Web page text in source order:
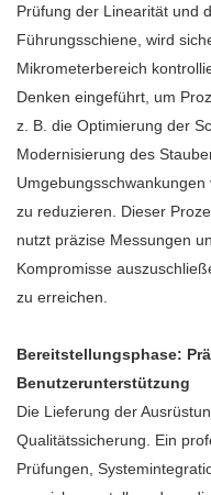
Prüfung der Linearität und
Führungsschiene, wird
Mikrometerbereich
Denken eingeführt, um
z. B. die Optimierung der
Modernisierung des
zu reduzieren. Dieser
nutzt präzise Messungen
Kompromisse
zu erreichen.
Bereitstellungsphase:
Benutzerunterstützung
Die Lieferung der
Qualitätssicherung. Ein
Prüfungen,